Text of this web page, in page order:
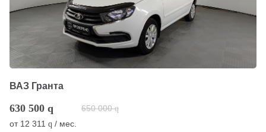
ВАЗ Гранта
630 500 q 650 000 q
от 12 311 q / мес.